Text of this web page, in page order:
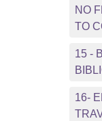
NO
TO
15 -
16-